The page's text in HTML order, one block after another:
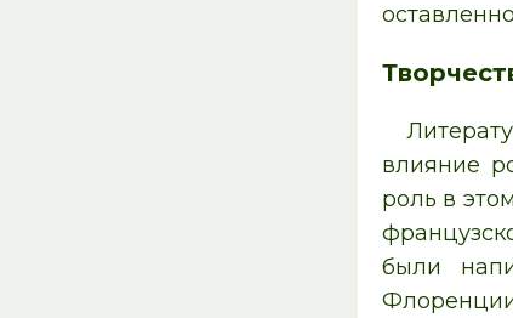
влияние
роль в
были